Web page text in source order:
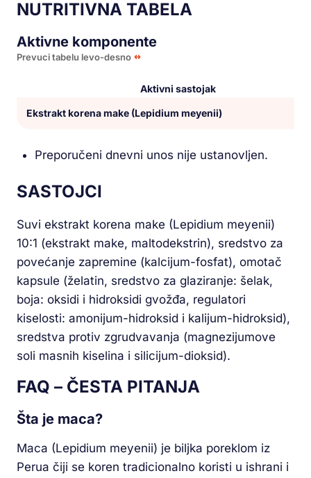
NUTRITIVNA TABELA
Aktivne komponente
Prevuci tabelu levo-desno
Aktivni sastojak
Ekstrakt korena make (Lepidium meyenii)
Preporučeni dnevni unos nije ustanovljen.
SASTOJCI
Suvi ekstrakt korena make (Lepidium meyenii)
10:1 (ekstrakt make, maltodekstrin), sredstvo za
povećanje zapremine (kalcijum-fosfat), omotač
kapsule (želatin, sredstvo za glaziranje: šelak,
boja: oksidi i hidroksidi gvožđa, regulatori
kiselosti: amonijum-hidroksid i kalijum-hidroksid),
sredstva protiv zgrudvavanja (magnezijumove
soli masnih kiselina i silicijum-dioksid).
FAQ – ČESTA PITANJA
Šta je maca?
Maca (Lepidium meyenii) je biljka poreklom iz
Perua čiji se koren tradicionalno koristi u ishrani i